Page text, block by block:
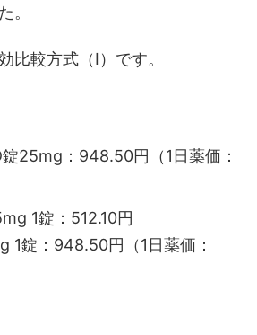
。
比較方式（Ⅰ）です。
錠25mg：948.50円（1日薬価：
1錠：512.10円
1錠：948.50円（1日薬価：